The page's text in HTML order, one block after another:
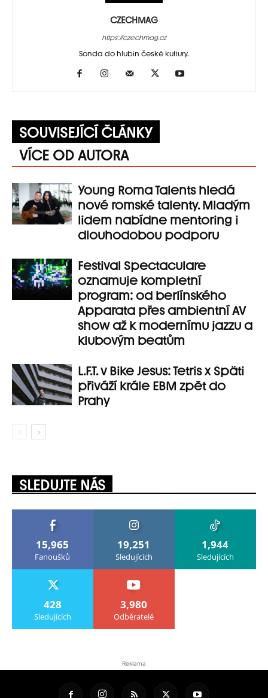
CZECHMAG
https://czechmag.cz
Sonda do hlubin české kultury.
SOUVISEJÍCÍ ČLÁNKY
VÍCE OD AUTORA
Young Roma Talents hledá
nové romské talenty. Mladým
lidem nabídne mentoring i
dlouhodobou podporu
Festival Spectaculare
oznamuje kompletní
program: od berlínského
Apparata přes ambientní AV
show až k modernímu jazzu a
klubovým beatům
L.F.T. v Bike Jesus: Tetris x Späti
přiváží krále EBM zpět do
Prahy
SLEDUJTE NÁS
15,965
Fanoušků
19,251
Sledujících
1,944
Sledujících
428
Sledujících
3,980
Odběratelé
Reklama